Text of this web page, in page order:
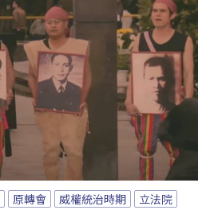
原轉會 威權統治時期
立法院